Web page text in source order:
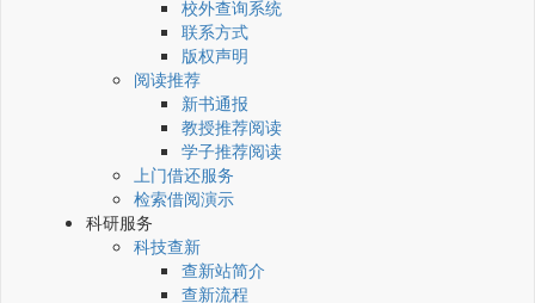
校外查询系统
联系方式
版权声明
阅读推荐
新书通报
教授推荐阅读
学子推荐阅读
上门借还服务
检索借阅演示
科研服务
科技查新
查新站简介
查新流程